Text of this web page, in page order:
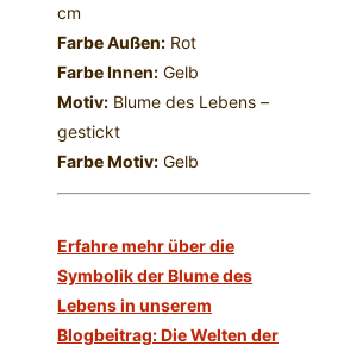
cm
Farbe Außen: Rot
Farbe Innen: Gelb
Motiv: Blume des Lebens –
gestickt
Farbe Motiv: Gelb
Erfahre mehr über die
Symbolik der Blume des
Lebens in unserem
Blogbeitrag: Die Welten der